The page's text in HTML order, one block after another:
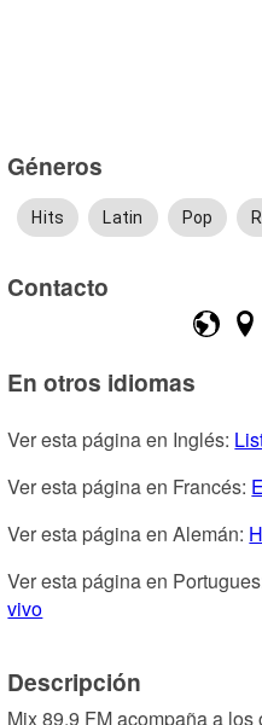
Géneros
Hits Latin Pop
Contacto
En otros idiomas
Ver esta página en Inglés:
Ver esta página en Francés:
Ver esta página en Alemán:
Ver esta página en
vivo
Descripción
Mix 89.9 FM acompaña a